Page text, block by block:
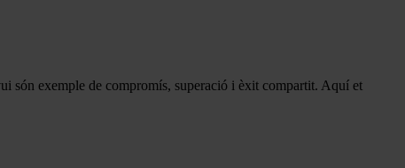
són exemple de compromís, superació i èxit compartit. Aquí et